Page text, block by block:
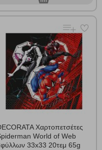
Χαρτοπετσέτες
World of Web
33x33 20τεμ 65g
Πάντα Ενεργό